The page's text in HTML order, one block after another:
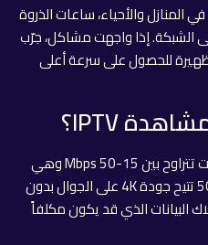
المنازل والأحياء، ساعات الذروة
الشبكة. إذا واجهت مشاكل، جرّب
للحصول على سرعة أعلى
نعم. شبكات 4G الحديثة توفر سرعات تتراوح بين 15-50 Mbps وهي
كافية جداً لجودة 1080p. شبكات 5G تتيح جودة 4K على الجوال بدون
البيانات الذي قد يكون مكلفاً